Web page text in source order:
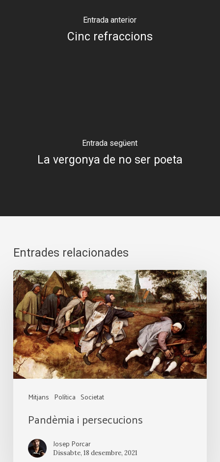
Entrada anterior
Cinc refraccions
Entrada següent
La vergonya de no ser poeta
Entrades relacionades
Mitjans Política Societat
Pandèmia
i
persecucions
Pandèmia i persecucions
Josep Porcar
Dissabte, 18 desembre, 2021